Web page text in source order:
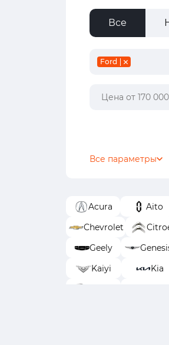
Все
Ford
Все параметры
Acura Aito
Chevrolet
Geely
Kaiyi
Kia